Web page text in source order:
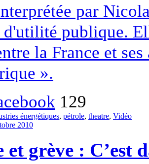
par
d'utilité publique.
la France et
».
129
énergétiques, pétrole, theatre, Vidéo
2010
et grève : C’est